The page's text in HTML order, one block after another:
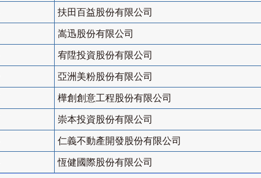
扶田百益股份有限公司
嵩迅股份有限公司
宥陞投資股份有限公司
亞洲美粉股份有限公司
樺創創意工程股份有限公司
崇本投資股份有限公司
仁義不動產開發股份有限公司
恆健國際股份有限公司